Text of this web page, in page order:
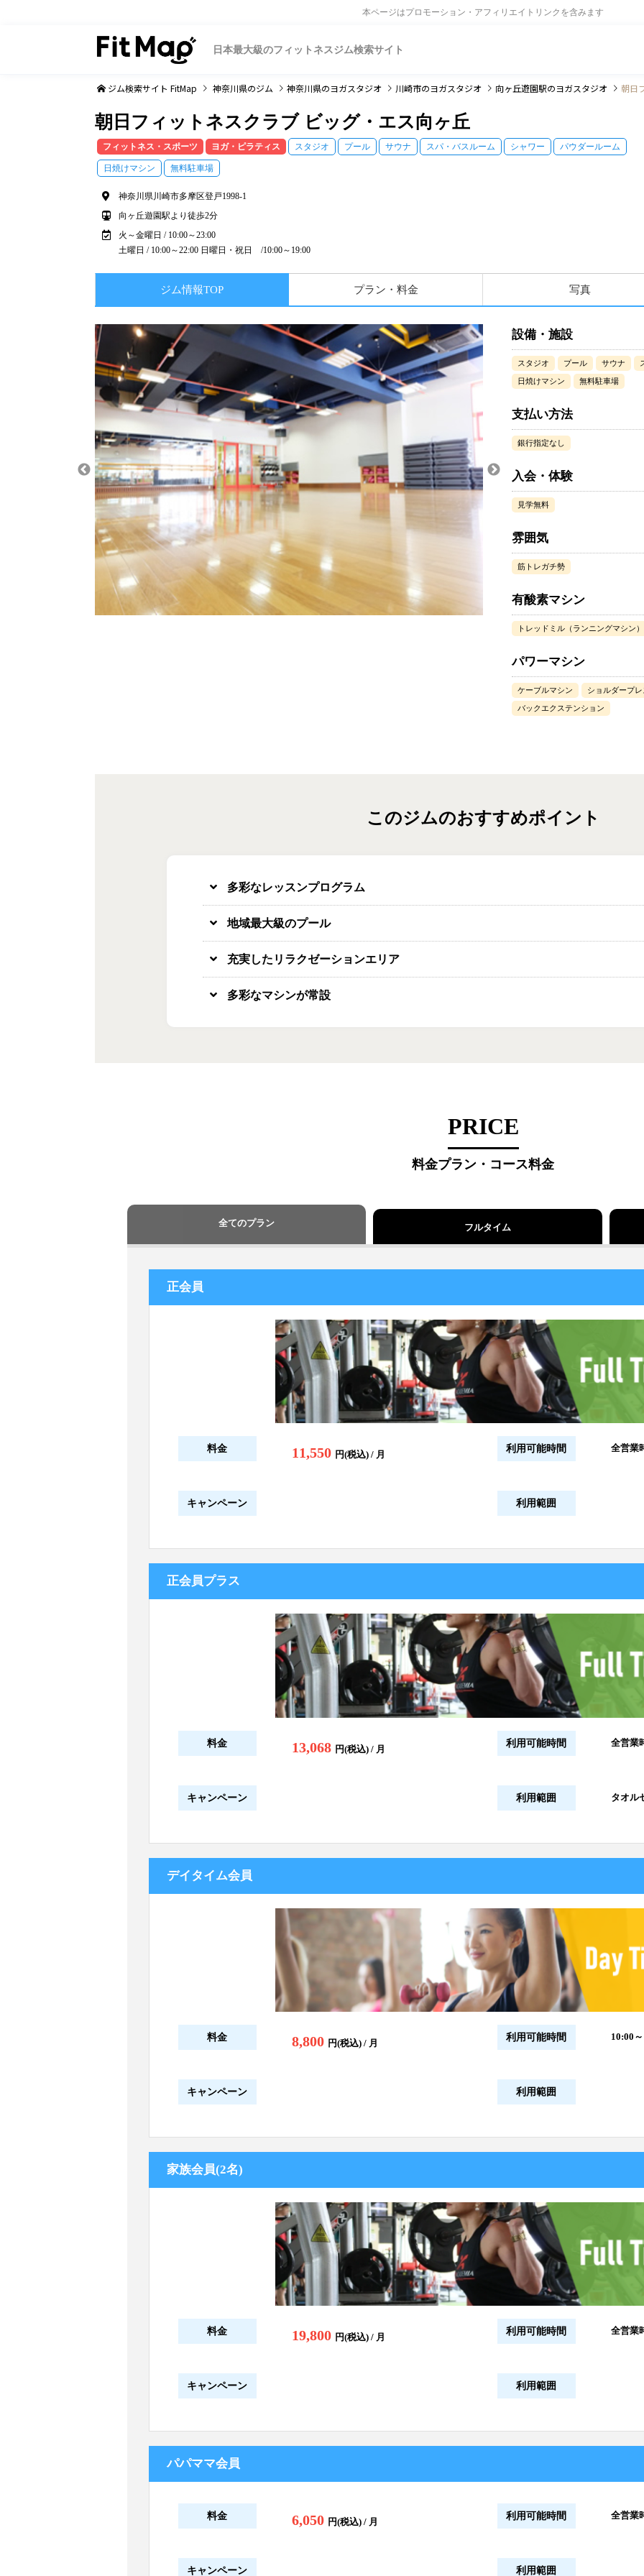
本ページはプロモーション・アフィリエイトリンクを含みます
日本最大級のフィットネスジム検索サイト
ジム検索サイト FitMap 神奈川県のジム 神奈川県のヨガスタジオ 川崎市のヨガスタジオ 向ヶ丘遊園駅のヨガスタジオ 朝日
朝日フィットネスクラブ ビッグ・エス向ヶ丘
フィットネス・スポーツ ヨガ・ピラティス スタジオ プール サウナ スパ・バスルーム シャワー パウダールーム
日焼けマシン 無料駐車場
神奈川県川崎市多摩区登戸1998-1
向ヶ丘遊園駅より徒歩2分
火～金曜日 / 10:00～23:00
土曜日 / 10:00～22:00 日曜日・祝日 /10:00～19:00
ジム情報TOP プラン・料金 写真
設備・施設
スタジオ プール サウナ
日焼けマシン 無料駐車場
支払い方法
銀行指定なし
入会・体験
見学無料
雰囲気
筋トレガチ勢
有酸素マシン
トレッドミル（ランニングマシン）
パワーマシン
ケーブルマシン ショルダープレ
バックエクステンション
このジムのおすすめポイント
多彩なレッスンプログラム
地域最大級のプール
充実したリラクゼーションエリア
多彩なマシンが常設
PRICE
料金プラン・コース料金
全てのプラン フルタイム
正会員
料金 11,550 円(税込) / 月
利用可能時間 全営業
キャンペーン 利用範囲
正会員プラス
料金 13,068 円(税込) / 月
利用可能時間 全営業
キャンペーン 利用範囲 タオル
デイタイム会員
料金 8,800 円(税込) / 月
利用可能時間 10:00
キャンペーン 利用範囲
家族会員(2名)
料金 19,800 円(税込) / 月
利用可能時間 全営業
キャンペーン 利用範囲
パパママ会員
料金 6,050 円(税込) / 月
利用可能時間 全営業
キャンペーン 利用範囲